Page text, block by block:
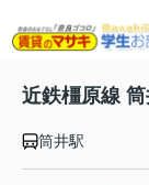
近鉄橿原線
筒井駅